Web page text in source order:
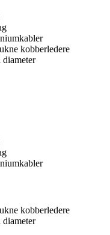
kobberledere
kobberledere